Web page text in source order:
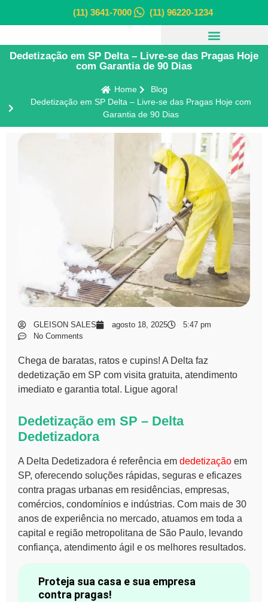
(11) 3641-7000 (11) 96220-1234
Dedetização em SP Delta – Livre-se das Pragas Hoje
com Garantia de 90 Dias
Home
Blog
Dedetização em SP Delta – Livre-se das Pragas Hoje com
Garantia de 90 Dias
GLEISON SALES agosto 18, 2025
5:47 pm
No Comments
Chega de baratas, ratos e cupins! A Delta faz
dedetização em SP com visita gratuita, atendimento
imediato e garantia total. Ligue agora!
Dedetização em SP – Delta
Dedetizadora
A Delta Dedetizadora é referência em dedetização em
SP, oferecendo soluções rápidas, seguras e eficazes
contra pragas urbanas em residências, empresas,
comércios, condomínios e indústrias. Com mais de 30
anos de experiência no mercado, atuamos em toda a
capital e região metropolitana de São Paulo, levando
confiança, atendimento ágil e os melhores resultados.
Proteja sua casa e sua empresa
contra pragas!